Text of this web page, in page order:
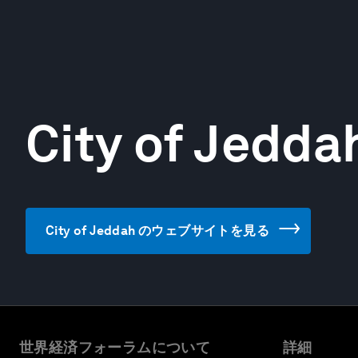
City of
City of Jeddah のウェブサイトを見る
世界経済フォーラムについて 詳細